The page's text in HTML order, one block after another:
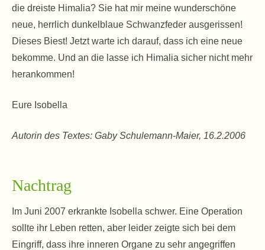
die dreiste Himalia? Sie hat mir meine wunderschöne
neue, herrlich dunkelblaue Schwanzfeder ausgerissen!
Dieses Biest! Jetzt warte ich darauf, dass ich eine neue
bekomme. Und an die lasse ich Himalia sicher nicht mehr
herankommen!
Eure Isobella
Autorin des Textes: Gaby Schulemann-Maier, 16.2.2006
Nachtrag
Im Juni 2007 erkrankte Isobella schwer. Eine Operation
sollte ihr Leben retten, aber leider zeigte sich bei dem
Eingriff, dass ihre inneren Organe zu sehr angegriffen